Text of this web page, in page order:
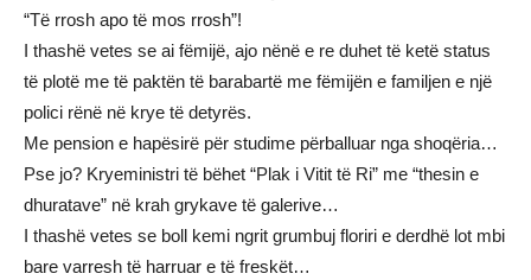
“Të rrosh apo të mos rrosh”!
I thashë vetes se ai fëmijë, ajo nënë e re duhet të ketë status
të plotë me të paktën të barabartë me fëmijën e familjen e një
polici rënë në krye të detyrës.
Me pension e hapësirë për studime përballuar nga shoqëria…
Pse jo? Kryeministri të bëhet “Plak i Vitit të Ri” me “thesin e
dhuratave” në krah grykave të galerive…
I thashë vetes se boll kemi ngrit grumbuj floriri e derdhë lot mbi
bare varresh të harruar e të freskët…